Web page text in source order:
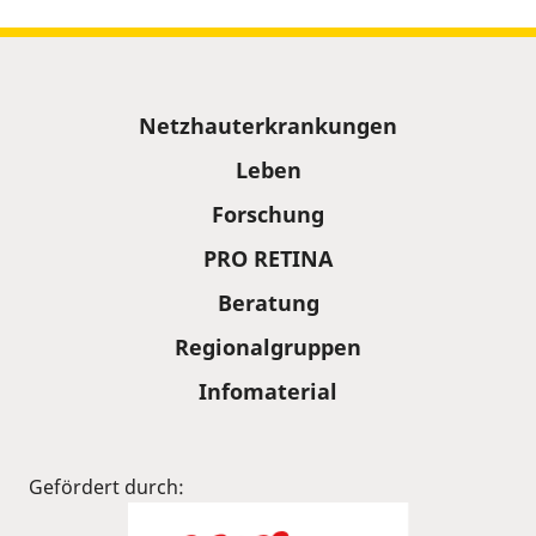
Netzhauterkrankungen
Leben
Forschung
PRO RETINA
Beratung
Regionalgruppen
Infomaterial
Gefördert durch: